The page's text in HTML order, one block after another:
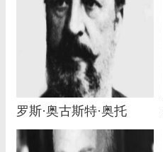
罗斯·奥古斯特·奥托